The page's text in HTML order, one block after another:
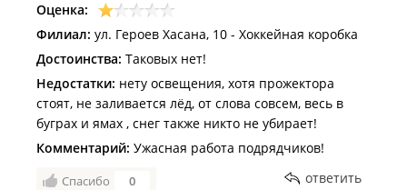
Оценка:
Филиал: ул. Героев Хасана, 10 - Хоккейная коробка
Достоинства: Таковых нет!
Недостатки: нету освещения, хотя прожектора
стоят, не заливается лёд, от слова совсем, весь в
буграх и ямах , снег также никто не убирает!
Комментарий: Ужасная работа подрядчиков!
Спасибо 0 ответить